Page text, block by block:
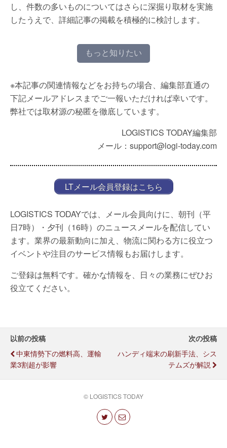
し、件数の多いものについてはさらに深掘り取材を実施
したうえで、詳細記事の掲載を積極的に検討します。
もっと知りたい
※本記事の関連情報などをお持ちの場合、編集部直通の
下記メールアドレスまでご一報いただければ幸いです。
弊社では取材源の秘匿を徹底しています。
LOGISTICS TODAY編集部
メール：support@logi-today.com
LTメール会員登録はこちら
LOGISTICS TODAYでは、メール会員向けに、朝刊（平
日7時）・夕刊（16時）のニュースメールを配信してい
ます。業界の最新動向に加え、物流に関わる方に役立つ
イベントや注目のサービス情報もお届けします。
ご登録は無料です。確かな情報を、日々の業務にぜひお
役立てください。
以前の投稿
中東情勢下の燃料高、運輸
業3割超が影響
次の投稿
ハンディ端末の刷新手法、シス
テムズが解説
© LOGISTICS TODAY